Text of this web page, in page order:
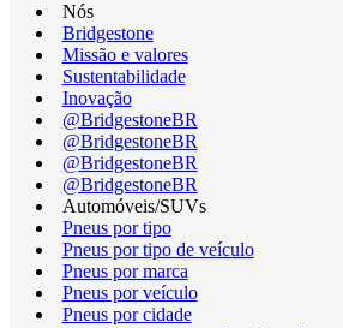
Nós
Bridgestone
Missão e valores
Sustentabilidade
Inovação
@BridgestoneBR
@BridgestoneBR
@BridgestoneBR
@BridgestoneBR
Automóveis/SUVs
Pneus por tipo
Pneus por tipo de veículo
Pneus por marca
Pneus por veículo
Pneus por cidade